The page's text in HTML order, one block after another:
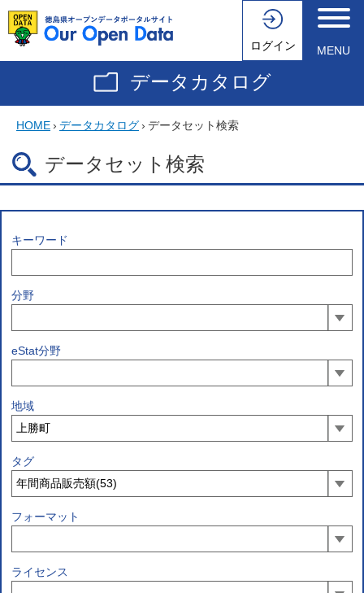
ログイン MENU
データカタログ
HOME› データカタログ› データセット検索
データセット検索
キーワード
分野
eStat分野
地域
タグ
フォーマット
ライセンス